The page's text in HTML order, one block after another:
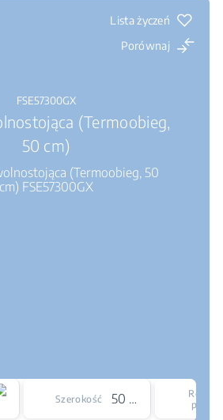
Lista życzeń
Porównaj
FSE57300GX
(Termoobieg,
50 cm)
Szerokość 50 cm
Rodzaj
płyty